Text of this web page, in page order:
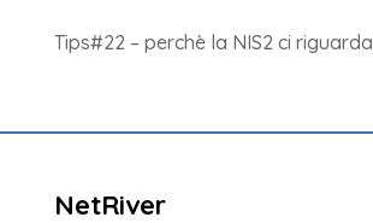
Tips#22 – perchè la NIS2 ci riguarda
NetRiver